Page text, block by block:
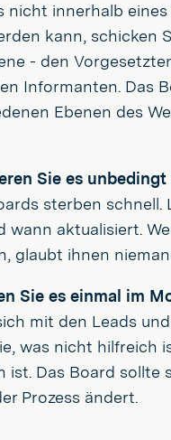
nicht innerhalb eines
kann, schicken
- den
Informanten. Das
Ebenen des
Sie es unbedingt
sterben schnell.
wann aktualisiert.
glaubt ihnen
Sie es einmal im
mit den Leads
was nicht hilfreich
ist. Das Board sollte
Prozess ändert.